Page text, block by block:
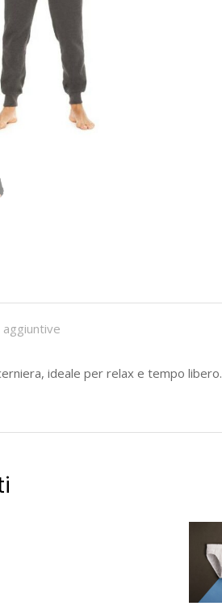
ideale per relax e tempo libero.